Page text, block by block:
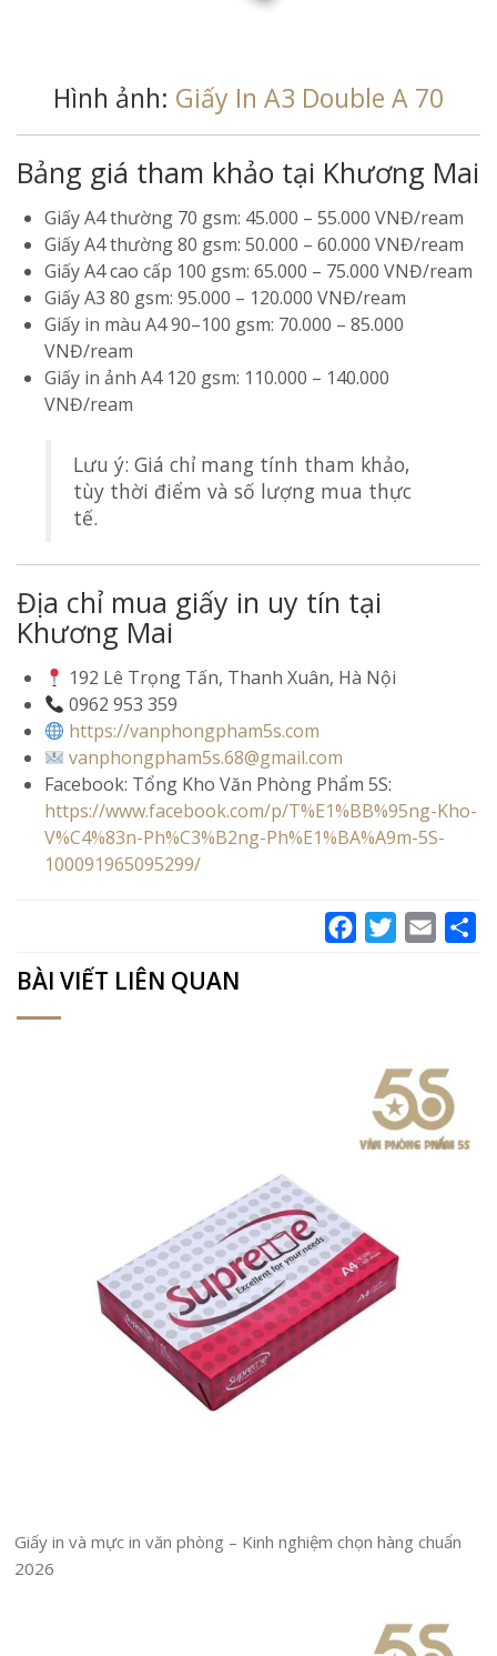
Hình ảnh: Giấy In A3 Double A 70
Bảng giá tham khảo tại Khương Mai
Giấy A4 thường 70 gsm: 45.000 – 55.000 VNĐ/ream
Giấy A4 thường 80 gsm: 50.000 – 60.000 VNĐ/ream
Giấy A4 cao cấp 100 gsm: 65.000 – 75.000 VNĐ/ream
Giấy A3 80 gsm: 95.000 – 120.000 VNĐ/ream
Giấy in màu A4 90–100 gsm: 70.000 – 85.000
VNĐ/ream
Giấy in ảnh A4 120 gsm: 110.000 – 140.000
VNĐ/ream
Lưu ý: Giá chỉ mang tính tham khảo,
tùy thời điểm và số lượng mua thực
tế.
Địa chỉ mua giấy in uy tín tại
Khương Mai
192 Lê Trọng Tấn, Thanh Xuân, Hà Nội
0962 953 359
https://vanphongpham5s.com
vanphongpham5s.68@gmail.com
Facebook: Tổng Kho Văn Phòng Phẩm 5S:
https://www.facebook.com/p/T%E1%BB%95ng-Kho-
V%C4%83n-Ph%C3%B2ng-Ph%E1%BA%A9m-5S-
100091965095299/
FacebookTwitterEmail
BÀI VIẾT LIÊN QUAN
Giấy in và mực in văn phòng – Kinh nghiệm chọn hàng chuẩn
2026